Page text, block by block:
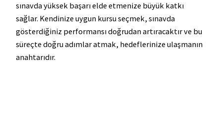
sınavda yüksek başarı elde etmenize büyük katkı
sağlar. Kendinize uygun kursu seçmek, sınavda
gösterdiğiniz performansı doğrudan artıracaktır ve bu
süreçte doğru adımlar atmak, hedeflerinize ulaşmanın
anahtarıdır.